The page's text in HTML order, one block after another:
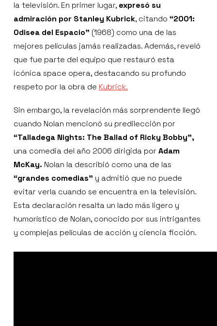
la televisión. En primer lugar, expresó su
admiración por Stanley Kubrick, citando “2001:
Odisea del Espacio” (1968) como una de las
mejores películas jamás realizadas. Además, reveló
que fue parte del equipo que restauró esta
icónica space opera, destacando su profundo
respeto por la obra de Kubrick.
Sin embargo, la revelación más sorprendente llegó
cuando Nolan mencionó su predilección por
“Talladega Nights: The Ballad of Ricky Bobby”,
una comedia del año 2006 dirigida por Adam
McKay. Nolan la describió como una de las
“grandes comedias” y admitió que no puede
evitar verla cuando se encuentra en la televisión.
Esta declaración resalta un lado más ligero y
humorístico de Nolan, conocido por sus intrigantes
y complejas películas de acción y ciencia ficción.